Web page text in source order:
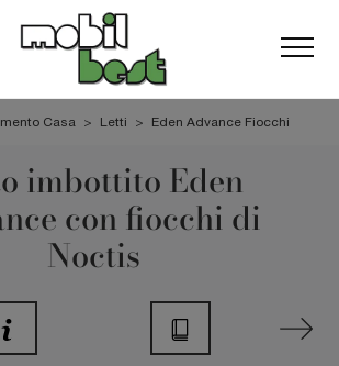
Casa > Letti > Eden Advance Fiocchi
imbottito Eden
con fiocchi di
Noctis